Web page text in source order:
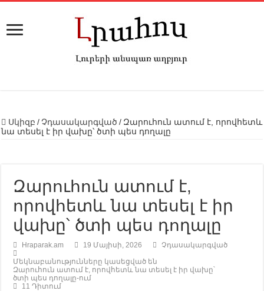
Սկիզբ / Չդասակարգված / Զարուհուն ատում է, որովհետև
նա տեսել է իր վախը՝ ծտի պես դողալը
Զարուհուն ատում է,
որովհետև նա տեսել է իր
վախը՝ ծտի պես դողալը
Hraparak.am 19 Մայիսի, 2026
Չդասակարգված
Մեկնաբանությունները կասեցված են
Զարուհուն ատում է, որովհետև նա տեսել է իր վախը՝
ծտի պես դողալը-ում
11 Դիտում